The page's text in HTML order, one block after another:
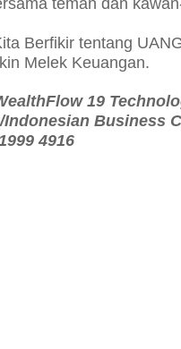
teman dan
Berfikir tentang
Melek Keuangan.
19
Indonesian Business
4916